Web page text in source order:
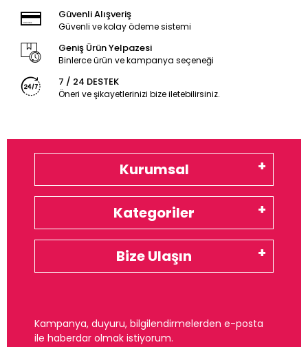
Güvenli Alışveriş
Güvenli ve kolay ödeme sistemi
Geniş Ürün Yelpazesi
Binlerce ürün ve kampanya seçeneği
7 / 24 DESTEK
Öneri ve şikayetlerinizi bize iletebilirsiniz.
Kurumsal
Kategoriler
Bize Ulaşın
Kampanya, duyuru, bilgilendirmelerden e-posta
ile haberdar olmak istiyorum.